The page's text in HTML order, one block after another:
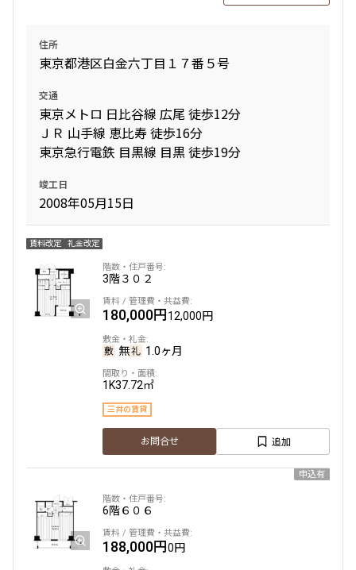
住所
東京都港区白金六丁目１７番５号
交通
東京メトロ 日比谷線 広尾 徒歩12分
ＪＲ 山手線 恵比寿 徒歩16分
東京急行電鉄 目黒線 目黒 徒歩19分
竣工日
2008年05月15日
賃料改定 礼金改定
3階３０２
180,000円12,000円
無 1.0ヶ月
1K37.72㎡
三井の賃貸
お問合せ 追加
申込有
6階６０６
188,000円0円